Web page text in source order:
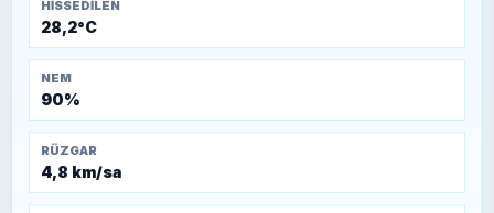
HISSEDILEN
28,2°C
NEM
90%
RÜZGAR
4,8 km/sa